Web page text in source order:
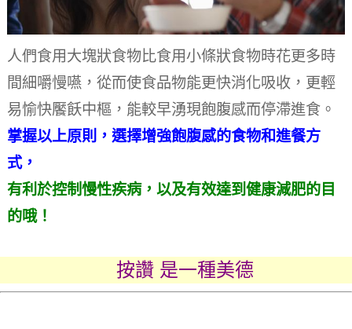
人們食用大塊狀食物比食用小條狀食物時花更多時
間細嚼慢嚥，從而使食品物能更快消化吸收，更輕
易愉快饜飫中樞，能較早湧現飽腹感而停滯進食。
掌握以上原則，選擇增強飽腹感的食物和進餐方
式，
有利於控制慢性疾病，以及有效達到健康減肥的目
的哦！
按讚 是一種美德